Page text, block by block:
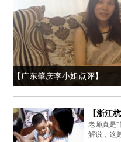
【广东肇庆李小姐点评】
【浙江
老师真是
解说，这